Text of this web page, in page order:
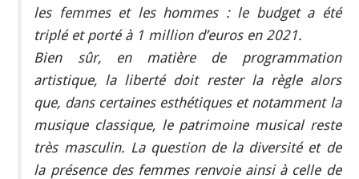
les femmes et les hommes : le budget a été
triplé et porté à 1 million d’euros en 2021.
Bien sûr, en matière de programmation
artistique, la liberté doit rester la règle alors
que, dans certaines esthétiques et notamment la
musique classique, le patrimoine musical reste
très masculin. La question de la diversité et de
la présence des femmes renvoie ainsi à celle de